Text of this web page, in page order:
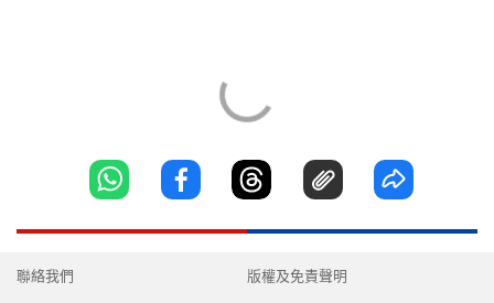
聯絡我們 版權及免責聲明